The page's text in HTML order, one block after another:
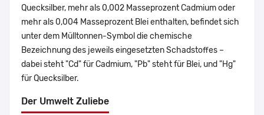
Quecksilber, mehr als 0,002 Masseprozent Cadmium oder
mehr als 0,004 Masseprozent Blei enthalten, befindet sich
unter dem Mülltonnen-Symbol die chemische
Bezeichnung des jeweils eingesetzten Schadstoffes –
dabei steht "Cd" für Cadmium, "Pb" steht für Blei, und "Hg"
für Quecksilber.
Der Umwelt Zuliebe